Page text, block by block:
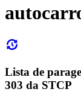
Lista de
303 da STCP